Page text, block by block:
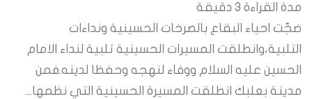
مدة القراءة 3 دقيقة
ضجّت احياء البقاع بالصرخات الحسينية ونداءات
التلبية،وانطلقت المسيرات الحسينية تلبية لنداء الامام
الحسين عليه السلام ووفاء لنهجه وحفظا لدينه.فمن
مدينة بعلبك انطلقت المسيرة الحسينية التي نظمها...